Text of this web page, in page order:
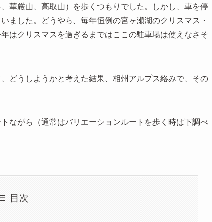
華厳山、高取山）を歩くつもりでした。しかし、車を停
ました。どうやら、毎年恒例の宮ヶ瀬湖のクリスマス・
はクリスマスを過ぎるまではここの駐車場は使えなさそ
どうしようかと考えた結果、相州アルプス絡みで、その
ながら（通常はバリエーションルートを歩く時は下調べ
目次